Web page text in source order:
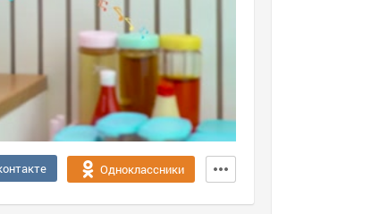
Одноклассники